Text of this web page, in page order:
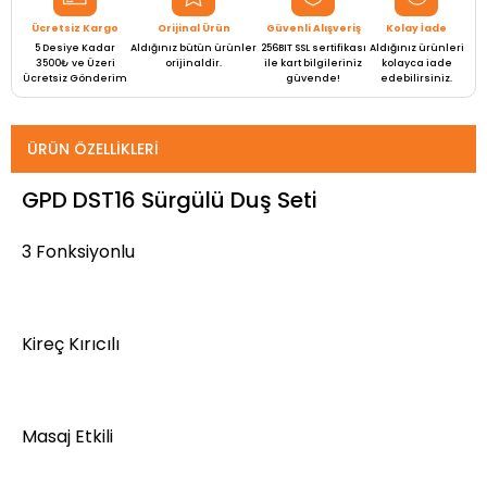
Ücretsiz Kargo
5 Desiye Kadar
3500₺ ve Üzeri
Ücretsiz Gönderim
Orijinal Ürün
Aldığınız bütün ürünler
orijinaldir.
Güvenli Alışveriş
256BIT SSL sertifikası
ile kart bilgileriniz
güvende!
Kolay İade
Aldığınız ürünleri
kolayca iade
edebilirsiniz.
ÜRÜN ÖZELLIKLERI
GPD DST16 Sürgülü Duş Seti
3 Fonksiyonlu
Kireç Kırıcılı
Masaj Etkili